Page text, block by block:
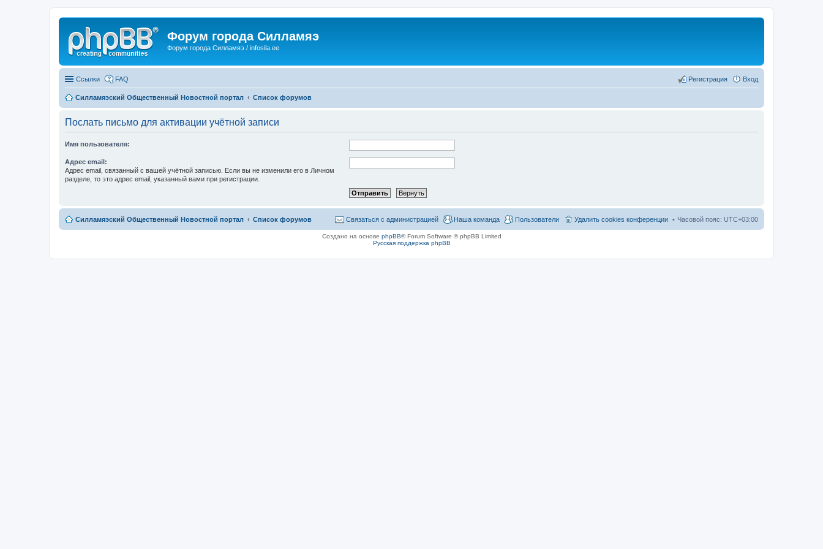
Форум города Силламяэ
Форум города Силламяэ / infosila.ee
Ссылки FAQ Вход
Регистрация
Силламяэский Общественный Новостной портал Список форумов
Послать письмо для активации учётной записи
Имя пользователя:
Адрес email:
Адрес email, связанный с вашей учётной записью. Если вы не изменили его в Личном
разделе, то это адрес email, указанный вами при регистрации.
Силламяэский Общественный Новостной портал Список форумов Часовой пояс: UTC+03:00
Удалить cookies конференции
Пользователи
Наша команда
Связаться с администрацией
Создано на основе phpBB® Forum Software © phpBB Limited
Русская поддержка phpBB